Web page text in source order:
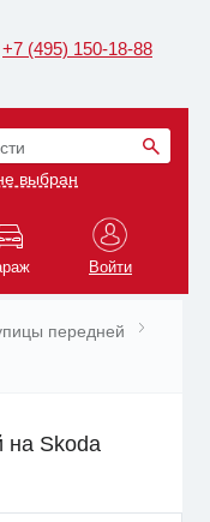
+7 (495) 150-18-88
выбран
Войти
передней
на Skoda